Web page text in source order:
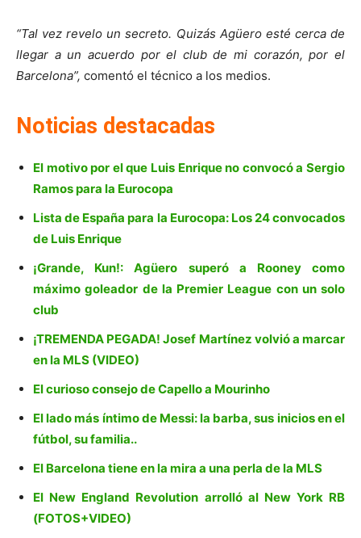
“Tal vez revelo un secreto. Quizás Agüero esté cerca de
llegar a un acuerdo por el club de mi corazón, por el
Barcelona”, comentó el técnico a los medios.
Noticias destacadas
El motivo por el que Luis Enrique no convocó a Sergio
Ramos para la Eurocopa
Lista de España para la Eurocopa: Los 24 convocados
de Luis Enrique
¡Grande, Kun!: Agüero superó a Rooney como
máximo goleador de la Premier League con un solo
club
¡TREMENDA PEGADA! Josef Martínez volvió a marcar
en la MLS (VIDEO)
El curioso consejo de Capello a Mourinho
El lado más íntimo de Messi: la barba, sus inicios en el
fútbol, su familia..
El Barcelona tiene en la mira a una perla de la MLS
El New England Revolution arrolló al New York RB
(FOTOS+VIDEO)